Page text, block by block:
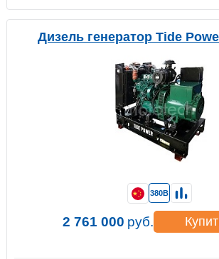
Дизель генератор Tide
380В
2 761 000 руб.